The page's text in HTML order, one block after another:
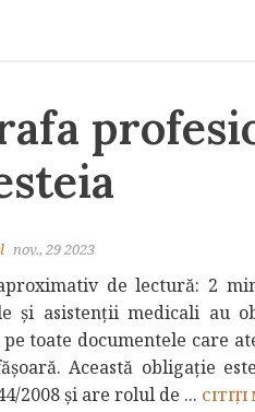
nov., 29 2023
de lectură: 2
și asistenții medicali au
toate documentele care
Această obligație
2008 și are rolul de ... CITIȚI